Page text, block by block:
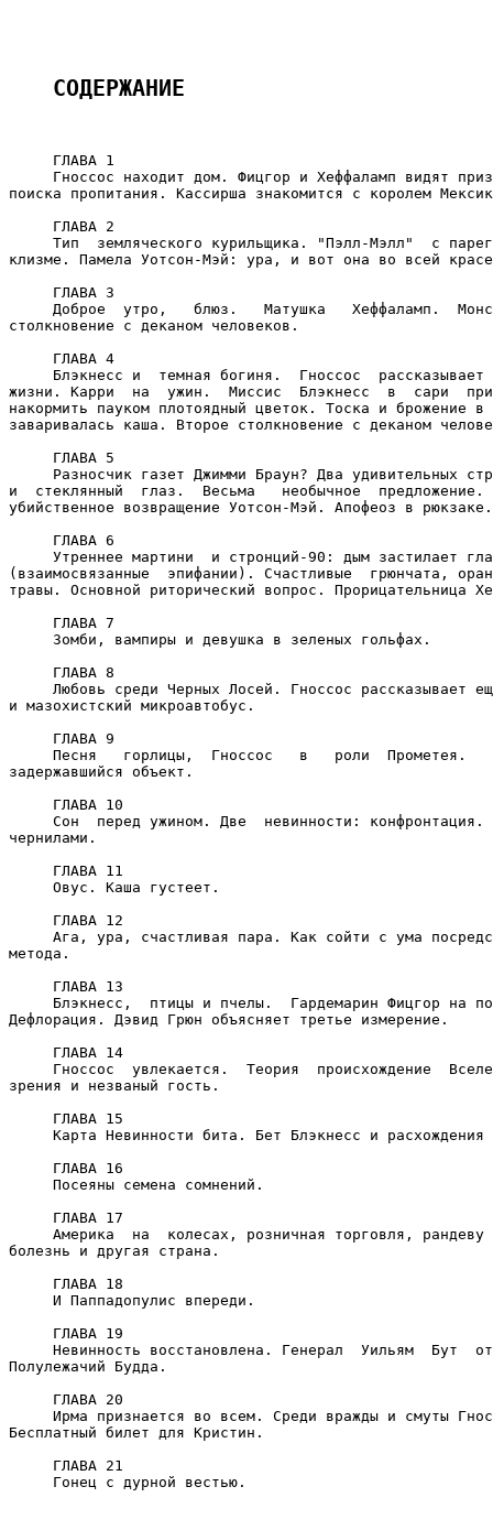
СОДЕРЖАНИЕ
     ГЛАВА 1
Гноссос находит дом. Фицгор и Хеффаламп видят
поиска пропитания. Кассирша знакомится с королем
     ГЛАВА 2
Тип  земляческого курильщика. "Пэлл-Мэлл"  с
клизме. Памела Уотсон-Мэй: ура, и вот она во всей
     ГЛАВА 3
Доброе  утро,   блюз.   Матушка   Хеффаламп.
столкновение с деканом человеков.
     ГЛАВА 4
Блэкнесс и  темная богиня.  Гноссос  рассказывает
жизни. Карри  на  ужин.  Миссис  Блэкнесс  в  сари
накормить пауком плотоядный цветок. Тоска и брожение
заваривалась каша. Второе столкновение с деканом
     ГЛАВА 5
Разносчик газет Джимми Браун? Два удивительных
и  стеклянный  глаз.  Весьма   необычное
убийственное возвращение Уотсон-Мэй. Апофеоз в рюкзаке.
     ГЛАВА 6
Утреннее мартини  и стронций-90: дым застилает
(взаимосвязанные  эпифании). Счастливые  грюнчата,
травы. Основной риторический вопрос. Прорицательница
     ГЛАВА 7
     Зомби, вампиры и девушка в зеленых гольфах.
     ГЛАВА 8
Любовь среди Черных Лосей. Гноссос рассказывает
и мазохистский микроавтобус.
     ГЛАВА 9
Песня   горлицы,  Гноссос   в   роли  Прометея.
задержавшийся объект.
     ГЛАВА 10
Сон  перед ужином. Две  невинности: конфронтация.
чернилами.
     ГЛАВА 11
     Овус. Каша густеет.
     ГЛАВА 12
Ага, ура, счастливая пара. Как сойти с ума
метода.
     ГЛАВА 13
Блэкнесс,  птицы и пчелы.  Гардемарин Фицгор на
Дефлорация. Дэвид Грюн объясняет третье измерение.
     ГЛАВА 14
Гноссос  увлекается.  Теория  происхождение
зрения и незваный гость.
     ГЛАВА 15
Карта Невинности бита. Бет Блэкнесс и расхождения
     ГЛАВА 16
     Посеяны семена сомнений.
     ГЛАВА 17
Америка  на  колесах, розничная торговля, рандеву
болезнь и другая страна.
     ГЛАВА 18
     И Паппадопулис впереди.
     ГЛАВА 19
Невинность восстановлена. Генерал  Уильям  Бут
Полулежачий Будда.
     ГЛАВА 20
Ирма признается во всем. Среди вражды и смуты
Бесплатный билет для Кристин.
     ГЛАВА 21
     Гонец с дурной вестью.